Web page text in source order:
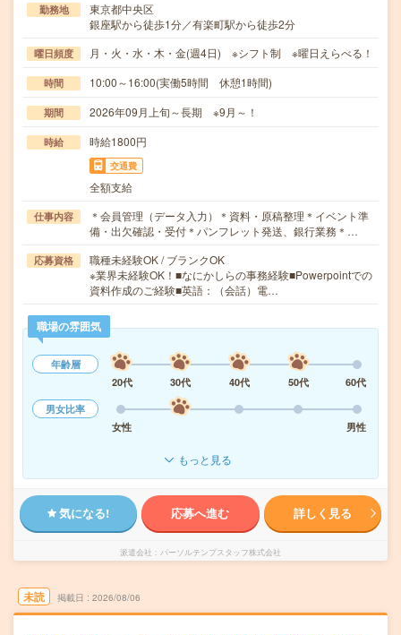
勤務地
東京都中央区
銀座駅から徒歩1分／有楽町駅から徒歩2分
曜日頻度 月・火・水・木・金(週4日) ※シフト制 ※曜日えらべる！
時間 10:00～16:00(実働5時間 休憩1時間)
期間 2026年09月上旬～長期 ※9月～！
時給 時給1800円
交通費
全額支給
仕事内容
＊会員管理（データ入力）＊資料・原稿整理＊イベント準
備・出欠確認・受付＊パンフレット発送、銀行業務＊…
応募資格
職種未経験OK / ブランクOK
※業界未経験OK！■なにかしらの事務経験■Powerpointでの
資料作成のご経験■英語：（会話）電…
職場の雰囲気
年齢層
20代
30代 40代 50代
60代
男女比率
女性
男性
もっと見る
気になる! 応募へ進む 詳しく見る
派遣会社 パーソルテンプスタッフ株式会社
未読 掲載日 2026/08/06